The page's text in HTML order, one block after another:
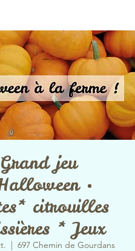
Grand jeu
•
citrouilles
* Jeux
  |
697 Chemin de Gourdans